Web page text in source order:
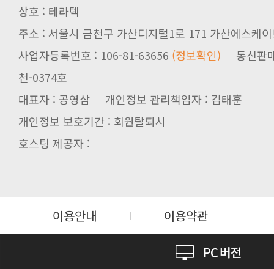
상호 : 테라텍
주소 : 서울시 금천구 가산디지털1로 171 가산에스케
사업자등록번호 : 106-81-63656 (정보확인)
천-0374호
대표자 : 공영삼 개인정보 관리책임자 : 김태훈
개인정보 보호기간 : 회원탈퇴시
호스팅 제공자 :
이용안내 이용약관